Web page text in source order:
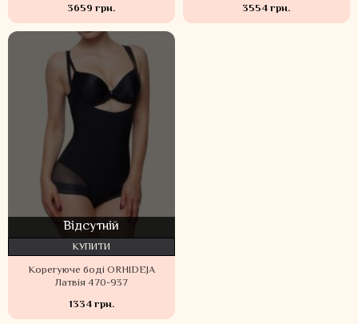
3659 грн.
3554 грн.
Відсутній
Корегуюче боді ORHIDEJA
Латвія 470-937
1334 грн.
КУПИТИ